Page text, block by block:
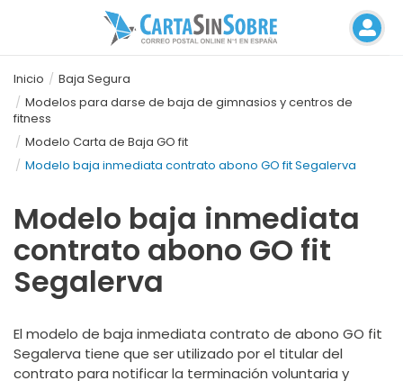
Inicio
Baja Segura
Modelos para darse de baja de gimnasios y centros de
fitness
Modelo Carta de Baja GO fit
Modelo baja inmediata contrato abono GO fit Segalerva
Modelo baja inmediata
contrato abono GO fit
Segalerva
El modelo de baja inmediata contrato de abono GO fit
Segalerva tiene que ser utilizado por el titular del
contrato para notificar la terminación voluntaria y